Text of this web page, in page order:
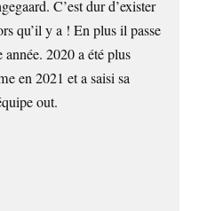
C’est dur d’exister
qu’il y a ! En plus il passe
2020 a été plus
en 2021 et a saisi sa
out.